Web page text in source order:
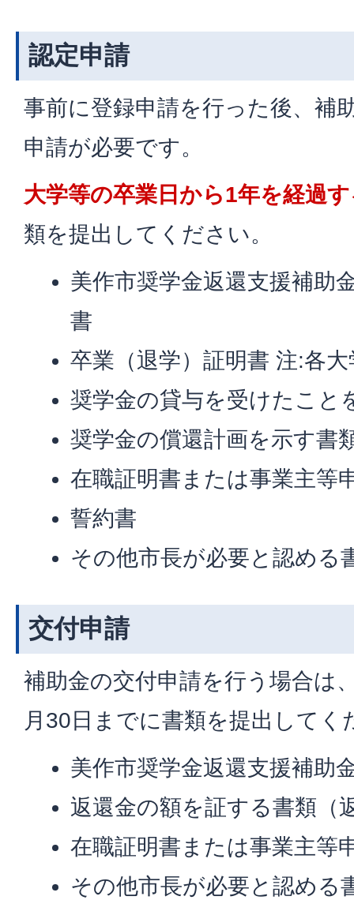
認定申請
事前に登録申請を行った後、補
申請が必要です。
大学等の卒業日から1年を経過
類を提出してください。
美作市奨学金返還支援補助
書
卒業（退学）証明書 注:各
奨学金の貸与を受けたこと
奨学金の償還計画を示す書
在職証明書または事業主等
誓約書
その他市長が必要と認める
交付申請
補助金の交付申請を行う場合は
月30日までに書類を提出してく
美作市奨学金返還支援補助
返還金の額を証する書類（
在職証明書または事業主等
その他市長が必要と認める